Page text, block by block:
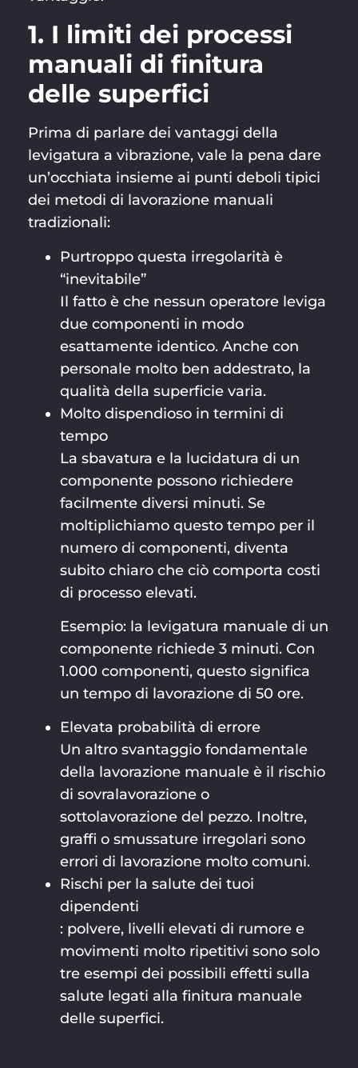
1. I limiti dei processi
manuali di finitura
delle superfici
Prima di parlare dei vantaggi della
levigatura a vibrazione, vale la pena dare
un’occhiata insieme ai punti deboli tipici
dei metodi di lavorazione manuali
tradizionali:
Purtroppo questa irregolarità è
“inevitabile”
Il fatto è che nessun operatore leviga
due componenti in modo
esattamente identico. Anche con
personale molto ben addestrato, la
qualità della superficie varia.
Molto dispendioso in termini di
tempo
La sbavatura e la lucidatura di un
componente possono richiedere
facilmente diversi minuti. Se
moltiplichiamo questo tempo per il
numero di componenti, diventa
subito chiaro che ciò comporta costi
di processo elevati.
Esempio: la levigatura manuale di un
componente richiede 3 minuti. Con
1.000 componenti, questo significa
un tempo di lavorazione di 50 ore.
Elevata probabilità di errore
Un altro svantaggio fondamentale
della lavorazione manuale è il rischio
di sovralavorazione o
sottolavorazione del pezzo. Inoltre,
graffi o smussature irregolari sono
errori di lavorazione molto comuni.
Rischi per la salute dei tuoi
dipendenti
: polvere, livelli elevati di rumore e
movimenti molto ripetitivi sono solo
tre esempi dei possibili effetti sulla
salute legati alla finitura manuale
delle superfici.